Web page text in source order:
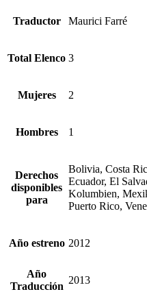
Traductor Maurici Farré
Total Elenco 3
Mujeres 2
Hombres 1
Derechos
disponibles
para
Bolivia, Costa
Ecuador, El
Kolumbien,
Puerto Rico,
Año estreno 2012
Año
Traducción
2013